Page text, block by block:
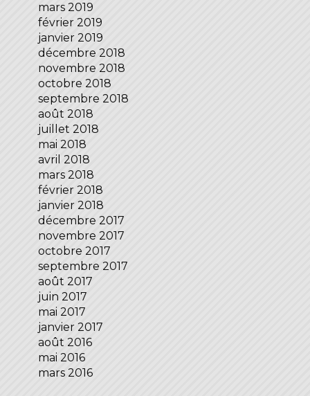
mars 2019
février 2019
janvier 2019
décembre 2018
novembre 2018
octobre 2018
septembre 2018
août 2018
juillet 2018
mai 2018
avril 2018
mars 2018
février 2018
janvier 2018
décembre 2017
novembre 2017
octobre 2017
septembre 2017
août 2017
juin 2017
mai 2017
janvier 2017
août 2016
mai 2016
mars 2016